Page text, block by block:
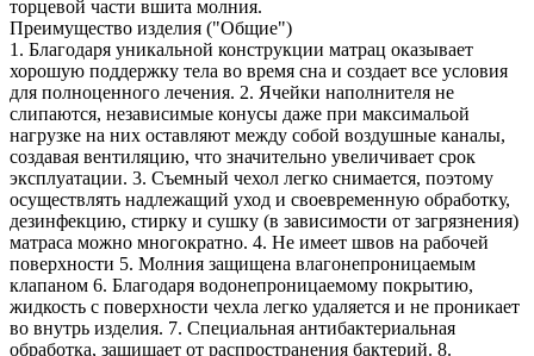
торцевой части вшита молния.
Преимущество изделия ("Общие")
1. Благодаря уникальной конструкции матрац оказывает
хорошую поддержку тела во время сна и создает все условия
для полноценного лечения. 2. Ячейки наполнителя не
слипаются, независимые конусы даже при максимальой
нагрузке на них оставляют между собой воздушные каналы,
создавая вентиляцию, что значительно увеличивает срок
эксплуатации. 3. Съемный чехол легко снимается, поэтому
осуществлять надлежащий уход и своевременную обработку,
дезинфекцию, стирку и сушку (в зависимости от загрязнения)
матраса можно многократно. 4. Не имеет швов на рабочей
поверхности 5. Молния защищена влагонепроницаемым
клапаном 6. Благодаря водонепроницаемому покрытию,
жидкость с поверхности чехла легко удаляется и не проникает
во внутрь изделия. 7. Специальная антибактериальная
обработка, защищает от распространения бактерий. 8.